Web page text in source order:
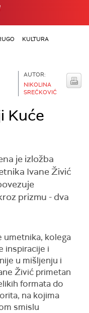
KULTURA
AUTOR:
NIKOLINA
SREĆKOVIĆ
Kuće
je izložba
Ivane Živić
prizmu - dva
umetnika, kolega
inspiracije i
u mišljenju i
Živić primetan
formata do
na kojima
smislu